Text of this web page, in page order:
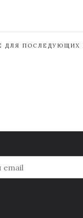
ДЛЯ ПОСЛЕДУЮЩИХ